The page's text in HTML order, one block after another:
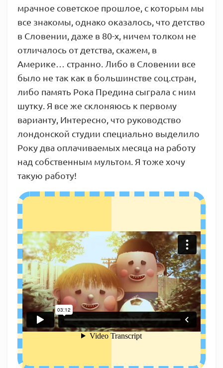
мрачное советское прошлое, с которым мы
все знакомы, однако оказалось, что детство
в Словении, даже в 80-х, ничем толком не
отличалось от детства, скажем, в
Америке… странно. Либо в Словении все
было не так как в большинстве соц.стран,
либо память Рока Предина сыграла с ним
шутку. Я все же склоняюсь к первому
варианту, Интересно, что руководство
лондонской студии специально выделило
Року два оплачиваемых месяца на работу
над собственным мультом. Я тоже хочу
такую работу!